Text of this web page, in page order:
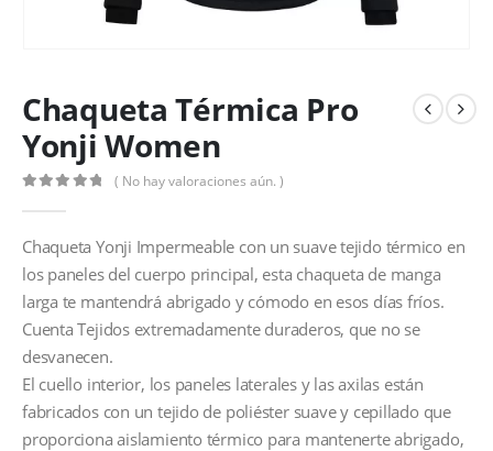
Chaqueta Térmica Pro
Yonji Women
( No hay valoraciones aún. )
Chaqueta Yonji Impermeable con un suave tejido térmico en
los paneles del cuerpo principal, esta chaqueta de manga
larga te mantendrá abrigado y cómodo en esos días fríos.
Cuenta Tejidos extremadamente duraderos, que no se
desvanecen.
El cuello interior, los paneles laterales y las axilas están
fabricados con un tejido de poliéster suave y cepillado que
proporciona aislamiento térmico para mantenerte abrigado,